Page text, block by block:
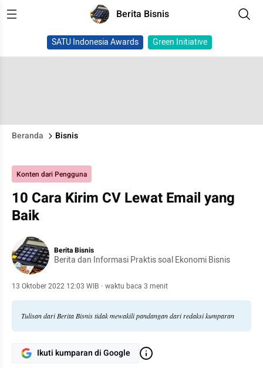
Berita Bisnis
SATU Indonesia Awards Green Initiative
Beranda Bisnis
Konten dari Pengguna
10 Cara Kirim CV Lewat Email yang
Baik
Berita Bisnis
Berita dan Informasi Praktis soal Ekonomi Bisnis
13 Oktober 2022 12:03 WIB · waktu baca 3 menit
Tulisan dari Berita Bisnis tidak mewakili pandangan dari redaksi kumparan
Ikuti kumparan di Google